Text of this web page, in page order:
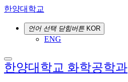
한양대학교
언어 선택 닫힘버튼 KOR
ENG
한양대학교 화학공학과